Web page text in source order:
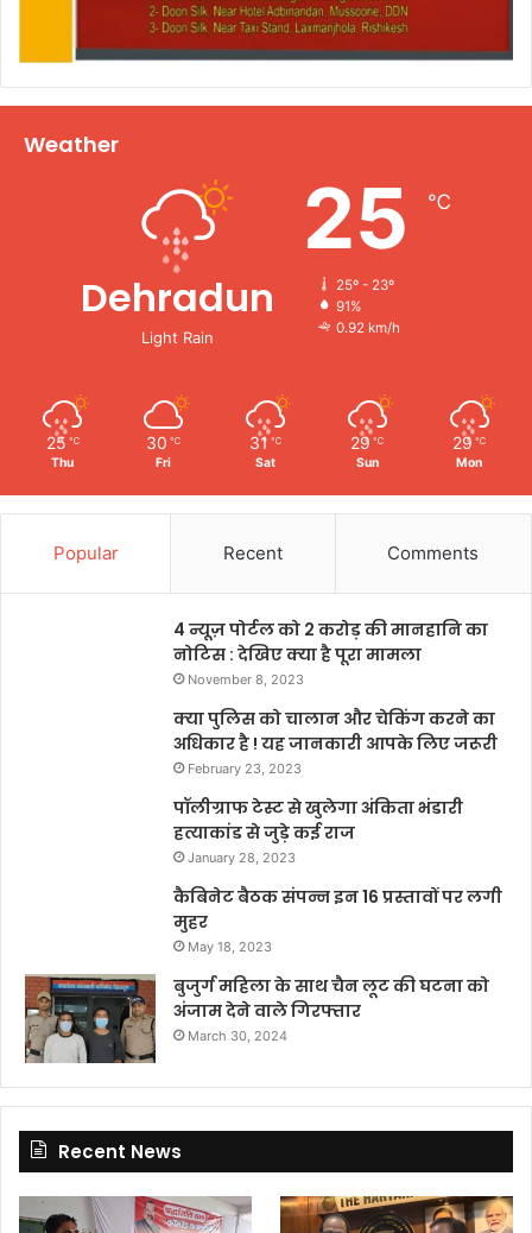
Weather
Dehradun
Light Rain
25 ℃
25º - 23º
91%
0.92 km/h
25 ℃
Thu
30 ℃
Fri
31 ℃
Sat
29 ℃
Sun
29 ℃
Mon
Popular Recent Comments
4 न्यूज़ पोर्टल को 2 करोड़ की मानहानि का
नोटिस : देखिए क्या है पूरा मामला
November 8, 2023
क्या पुलिस को चालान और चेकिंग करने का
अधिकार है ! यह जानकारी आपके लिए जरूरी
February 23, 2023
पॉलीग्राफ टेस्ट से खुलेगा अंकिता भंडारी
हत्याकांड से जुड़े कई राज
January 28, 2023
कैबिनेट बैठक संपन्न इन 16 प्रस्तावों पर लगी
मुहर
May 18, 2023
बुजुर्ग महिला के साथ चैन लूट की घटना को
अंजाम देने वाले गिरफ्तार
March 30, 2024
Recent News